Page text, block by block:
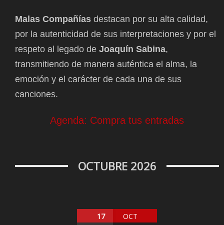
Malas Compañías destacan por su alta calidad,
por la autenticidad de sus interpretaciones y por el
respeto al legado de Joaquín Sabina,
transmitiendo de manera auténtica el alma, la
emoción y el carácter de cada una de sus
canciones.
Agenda: Compra tus entradas
OCTUBRE 2026
17 OCT